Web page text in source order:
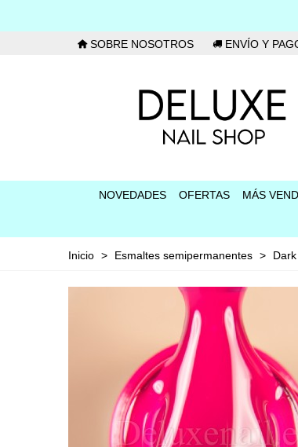
SOBRE NOSOTROS ENVÍO Y
NOVEDADES OFERTAS MÁS
Inicio > Esmaltes semipermanentes > Dark